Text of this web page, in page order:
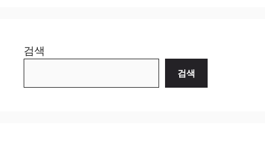
검색
검색